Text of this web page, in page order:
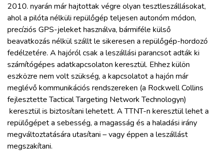
2010. nyarán már hajtottak végre olyan tesztleszállásokat,
ahol a pilóta nélküli repülőgép teljesen autonóm módon,
precíziós GPS-jeleket használva, bármiféle külső
beavatkozás nélkül szállt le sikeresen a repülőgép-hordozó
fedélzetére. A hajóról csak a leszállási parancsot adták ki
számítógépes adatkapcsolaton keresztül. Ehhez külön
eszközre nem volt szükség, a kapcsolatot a hajón már
meglévő kommunikációs rendszereken (a Rockwell Collins
fejlesztette Tactical Targeting Network Technologyn)
keresztül is biztosítani lehetett. A TTNT-n keresztül lehet a
repülőgépet a sebesség, a magasság és a haladási irány
megváltoztatására utasítani – vagy éppen a leszállást
megszakítani.